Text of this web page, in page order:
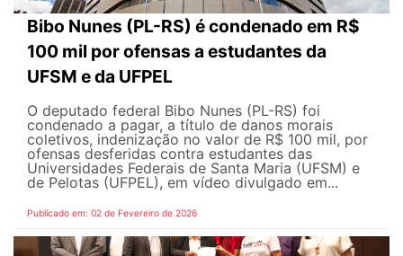
Bibo Nunes (PL-RS) é condenado em R$
100 mil por ofensas a estudantes da
UFSM e da UFPEL
O deputado federal Bibo Nunes (PL-RS) foi
condenado a pagar, a título de danos morais
coletivos, indenização no valor de R$ 100 mil, por
ofensas desferidas contra estudantes das
Universidades Federais de Santa Maria (UFSM) e
de Pelotas (UFPEL), em vídeo divulgado em...
Publicado em: 02 de Fevereiro de 2026